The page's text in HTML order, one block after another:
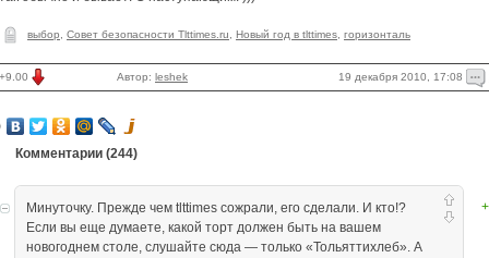
выбор Совет безопасности Tlttimes.ru Новый год в tlttimes горизонталь
+9.00 Автор: leshek 19 декабря 2010, 17:08
Комментарии (244)
Минуточку. Прежде чем tlttimes сожрали, его сделали. И кто!?
Если вы еще думаете, какой торт должен быть на вашем
новогоднем столе, слушайте сюда — только «Тольяттихлеб». А